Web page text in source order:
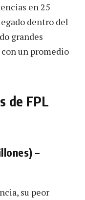
en 25
dentro del
grandes
un promedio
de FPL
–
su peor